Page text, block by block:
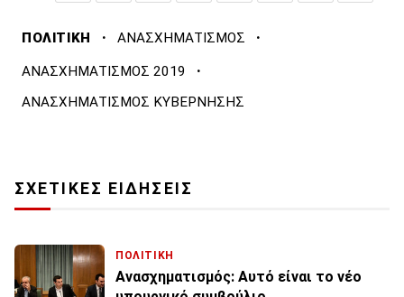
ΠΟΛΙΤΙΚΗ · ΑΝΑΣΧΗΜΑΤΙΣΜΟΣ ·
ΑΝΑΣΧΗΜΑΤΙΣΜΟΣ 2019 ·
ΑΝΑΣΧΗΜΑΤΙΣΜΟΣ ΚΥΒΕΡΝΗΣΗΣ
ΣΧΕΤΙΚΕΣ ΕΙΔΗΣΕΙΣ
ΠΟΛΙΤΙΚΗ
Ανασχηματισμός: Αυτό είναι το νέο